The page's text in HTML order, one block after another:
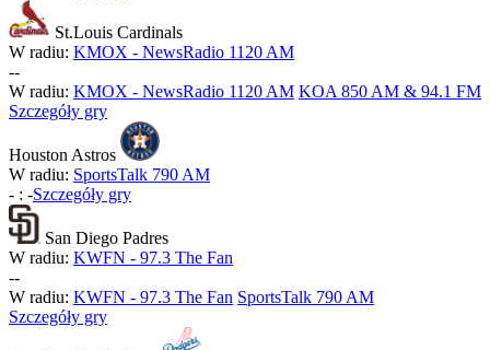
St.Louis Cardinals
W radiu: KMOX - NewsRadio 1120 AM
--
W radiu: KMOX - NewsRadio 1120 AM KOA 850 AM & 94.1 FM
Szczegóły gry
Houston Astros
W radiu: SportsTalk 790 AM
- : -Szczegóły gry
San Diego Padres
W radiu: KWFN - 97.3 The Fan
--
W radiu: KWFN - 97.3 The Fan SportsTalk 790 AM
Szczegóły gry